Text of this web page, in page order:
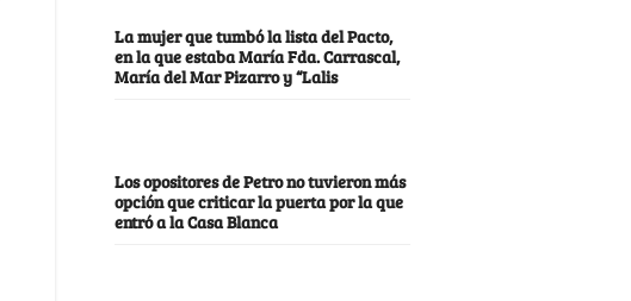
La mujer que tumbó la lista del Pacto,
en la que estaba María Fda. Carrascal,
María del Mar Pizarro y “Lalis
Los opositores de Petro no tuvieron más
opción que criticar la puerta por la que
entró a la Casa Blanca